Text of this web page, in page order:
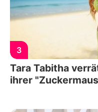
3
Tara Tabitha
ihrer